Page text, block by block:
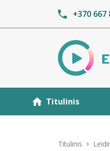
+370 667
Titulinis
Titulinis